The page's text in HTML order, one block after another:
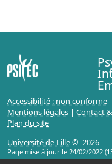
Accessibilité : non conforme
Mentions légales | Contact
Plan du site
Université de Lille© 2026
Page mise à jour le 24/02/2022